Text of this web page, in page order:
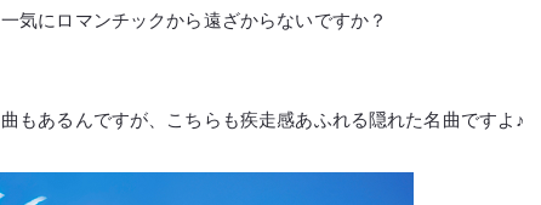
気にロマンチックから遠ざからないですか？
もあるんですが、こちらも疾走感あふれる隠れた名曲ですよ♪